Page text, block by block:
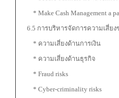
* Make Cash Management a
6.5 การบริหารจัดการความเสี่ยง
* ความเสี่ยงด้านการเงิน
* ความเสี่ยงด้านธุรกิจ
* Fraud risks
* Cyber-criminality risks